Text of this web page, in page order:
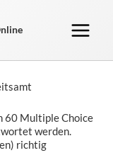
60 Multiple Choice
werden.
richtig